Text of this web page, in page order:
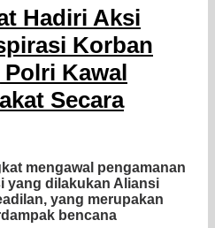
Hadiri Aksi
Korban
Kawal
Secara
mengawal pengamanan
yang dilakukan Aliansi
yang merupakan
bencana